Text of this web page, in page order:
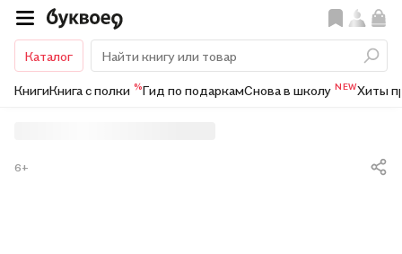
Каталог
КнигиКнига с полки %Гид по подаркамСнова в школу NEWХиты
6+